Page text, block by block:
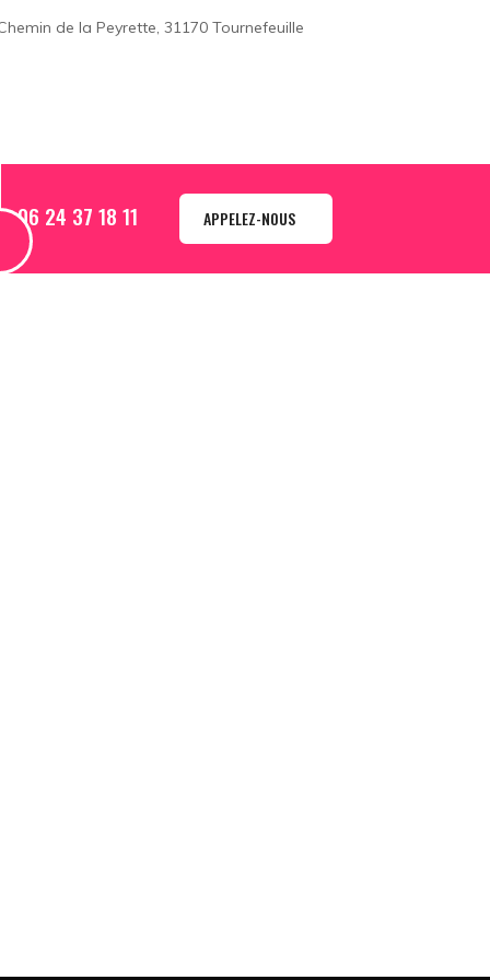
de la Peyrette, 31170 Tournefeuille
06 24 37 18 11 APPELEZ-NOUS